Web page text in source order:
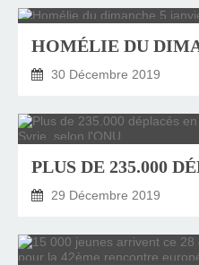
30 Décembre 2019
29 Décembre 2019